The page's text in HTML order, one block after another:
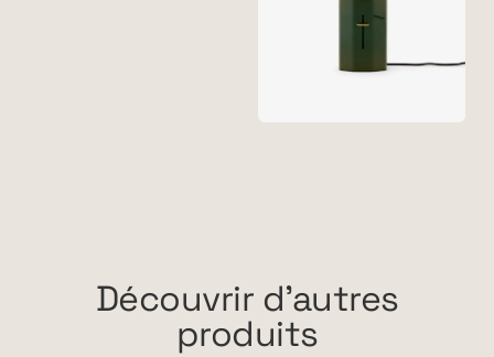
Découvrir d'autres
produits